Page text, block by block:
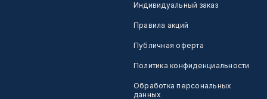
Индивидуальный заказ
Правила акций
Публичная оферта
Политика конфиденциальности
Обработка персональных
данных